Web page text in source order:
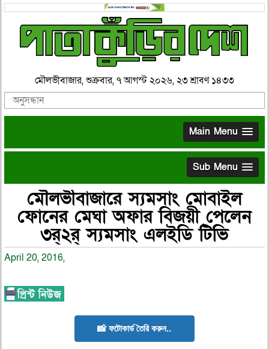
মৌলভীবাজার, শুক্রবার, ৭ আগস্ট ২০২৬, ২৩ শ্রাবণ ১৪৩৩
Main Menu
Sub Menu
মৌলভীবাজারে স্যমসাং মোবাইল
ফোনের মেঘা অফার বিজয়ী পেলেন
৩র্২র্ স্যমসাং এলইডি টিভি
April 20, 2016,
📸 ফটোকার্ড তৈরি করুন..